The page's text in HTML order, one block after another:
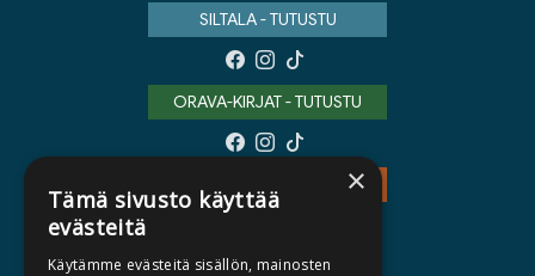
SILTALA - TUTUSTU
ORAVA-KIRJAT - TUTUSTU
×
Tämä sivusto käyttää
evästeitä
Käytämme evästeitä sisällön, mainosten